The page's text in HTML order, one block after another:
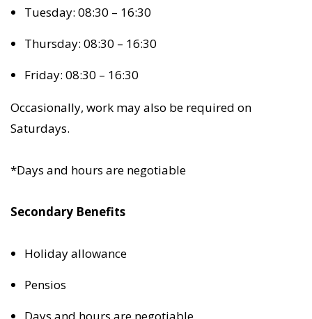
Tuesday: 08:30 – 16:30
Thursday: 08:30 – 16:30
Friday: 08:30 – 16:30
Occasionally, work may also be required on
Saturdays.
*Days and hours are negotiable
Secondary Benefits
Holiday allowance
Pensios